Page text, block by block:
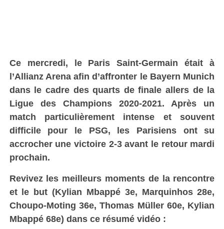
Ce mercredi, le Paris Saint-Germain était à
l’Allianz Arena afin d’affronter le Bayern Munich
dans le cadre des quarts de finale allers de la
Ligue des Champions 2020-2021. Après un
match particulièrement intense et souvent
difficile pour le PSG, les Parisiens ont su
accrocher une victoire 2-3 avant le retour mardi
prochain.
Revivez les meilleurs moments de la rencontre
et le but (Kylian Mbappé 3e, Marquinhos 28e,
Choupo-Moting 36e, Thomas Müller 60e, Kylian
Mbappé 68e) dans ce résumé vidéo :